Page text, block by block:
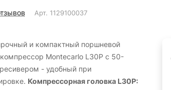
Арт. 1129100037
и компактный поршневой
Montecarlo L30P с 50-
- удобный при
Компрессорная головка L30P: